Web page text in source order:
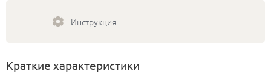
Инструкция
Краткие характеристики